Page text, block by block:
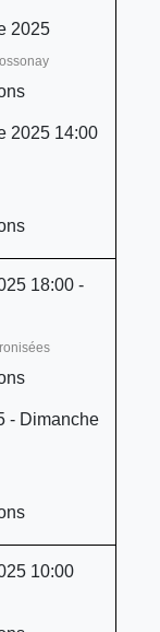
2025
2025 14:00
18:00 -
- Dimanche
10:00